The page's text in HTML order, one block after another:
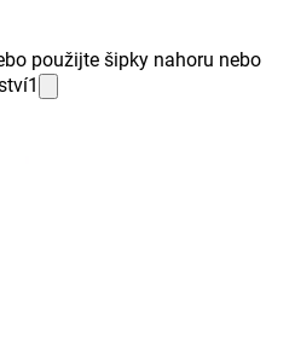
použijte šipky nahoru nebo
1